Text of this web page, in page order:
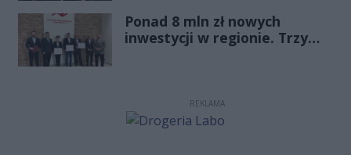
zmienia zasady gry
Ponad 8 mln zł nowych
inwestycji w regionie. Trzy
REKLAMA